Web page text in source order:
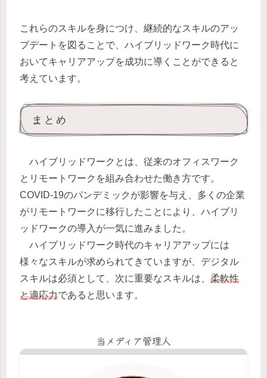
これらのスキルを身につけ、継続的なスキルのアッ
プデートを図ることで、ハイブリッドワーク時代に
おいてキャリアアップを成功に導くことができると
考えています。
まとめ
ハイブリッドワークとは、従来のオフィスワーク
とリモートワークを組み合わせた働き方です。
COVID-19のパンデミックが影響を与え、多くの企業
がリモートワークに移行したことにより、ハイブリ
ッドワークの導入が一気に進みました。
ハイブリッドワーク時代のキャリアアップには
様々なスキルが求められてきていますが、デジタル
スキルは必須として、次に重要なスキルは、 柔軟性
と適応力であると思います。
当メディア管理人